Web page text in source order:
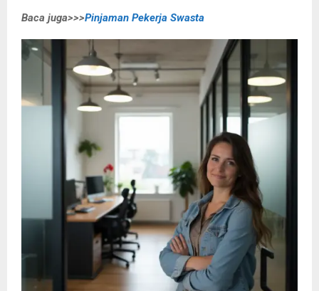
Baca juga>>>Pinjaman Pekerja Swasta